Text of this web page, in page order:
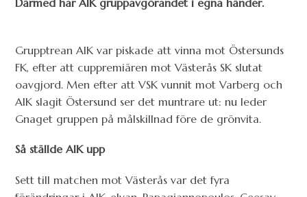
Därmed har AIK gruppavgörandet i egna händer.
Grupptrean AIK var piskade att vinna mot Östersunds
FK, efter att cuppremiären mot Västerås SK slutat
oavgjord. Men efter att VSK vunnit mot Varberg och
AIK slagit Östersund ser det muntrare ut: nu leder
Gnaget gruppen på målskillnad före de grönvita.
Så ställde AIK upp
Sett till matchen mot Västerås var det fyra